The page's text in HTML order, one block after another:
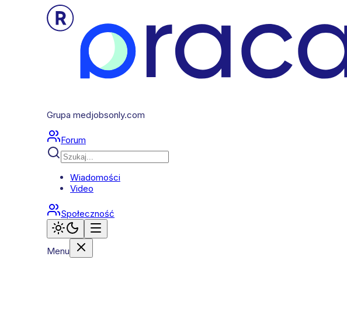
Grupa medjobsonly.com
Forum
Wiadomości
Video
Społeczność
Menu